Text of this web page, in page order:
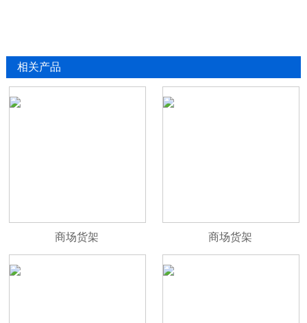
相关产品
商场货架 商场货架